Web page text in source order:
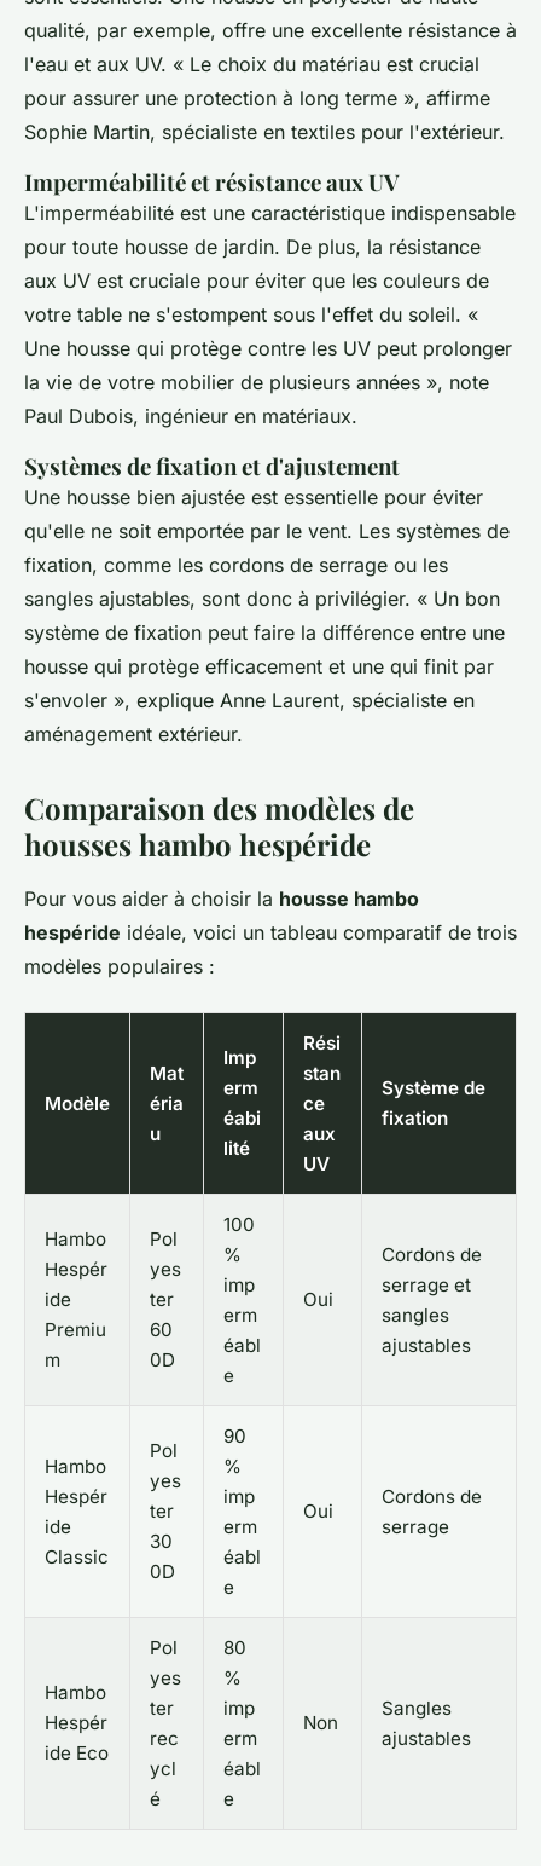
qualité, par exemple, offre une excellente résistance à
l'eau et aux UV. « Le choix du matériau est crucial
pour assurer une protection à long terme », affirme
Sophie Martin, spécialiste en textiles pour l'extérieur.
Imperméabilité et résistance aux UV
L'imperméabilité est une caractéristique indispensable
pour toute housse de jardin. De plus, la résistance
aux UV est cruciale pour éviter que les couleurs de
votre table ne s'estompent sous l'effet du soleil. «
Une housse qui protège contre les UV peut prolonger
la vie de votre mobilier de plusieurs années », note
Paul Dubois, ingénieur en matériaux.
Systèmes de fixation et d'ajustement
Une housse bien ajustée est essentielle pour éviter
qu'elle ne soit emportée par le vent. Les systèmes de
fixation, comme les cordons de serrage ou les
sangles ajustables, sont donc à privilégier. « Un bon
système de fixation peut faire la différence entre une
housse qui protège efficacement et une qui finit par
s'envoler », explique Anne Laurent, spécialiste en
aménagement extérieur.
Comparaison des modèles de
housses hambo hespéride
Pour vous aider à choisir la housse hambo
hespéride idéale, voici un tableau comparatif de trois
modèles populaires :
Modèle
Mat
éria
u
Imp
erm
éabi
lité
Rési
stan
ce
aux
UV
Système de
fixation
Hambo
Hespér
ide
Premiu
m
Pol
yes
ter
60
0D
100
%
imp
erm
éabl
e
Oui
Cordons de
serrage et
sangles
ajustables
Hambo
Hespér
ide
Classic
Pol
yes
ter
30
0D
90
%
imp
erm
éabl
e
Oui
Cordons de
serrage
Hambo
Hespér
ide Eco
Pol
yes
ter
rec
ycl
é
80
%
imp
erm
éabl
e
Non
Sangles
ajustables